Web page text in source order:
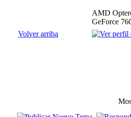
AMD
GeForce
Volver arriba